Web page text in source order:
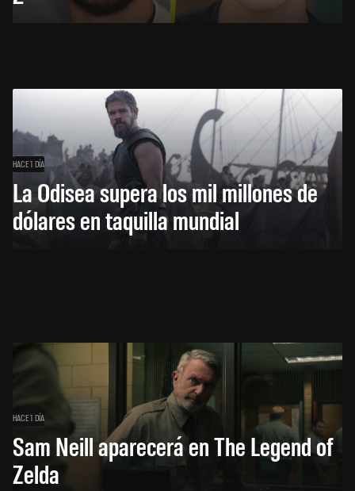
HACE 1 DÍA
La Odisea supera los mil millones de
dólares en taquilla mundial
HACE 1 DÍA
Sam Neill aparecerá en The Legend of
Zelda